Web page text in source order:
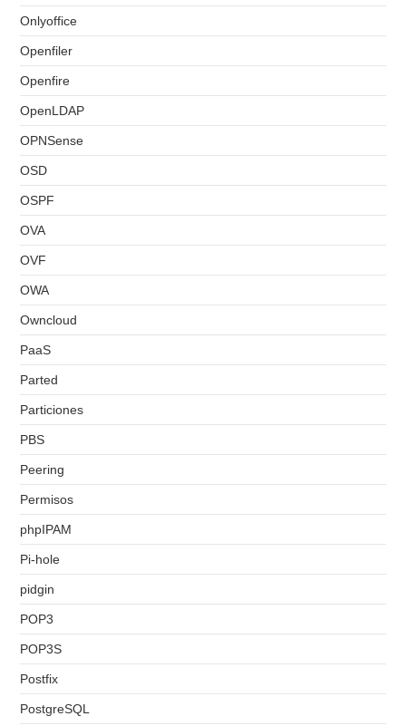
Onlyoffice
Openfiler
Openfire
OpenLDAP
OPNSense
OSD
OSPF
OVA
OVF
OWA
Owncloud
PaaS
Parted
Particiones
PBS
Peering
Permisos
phpIPAM
Pi-hole
pidgin
POP3
POP3S
Postfix
PostgreSQL